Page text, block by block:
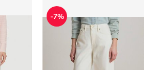
miejskim stylu Tommy Hilfiger
LAUREN RALPH LAUREN
-7%